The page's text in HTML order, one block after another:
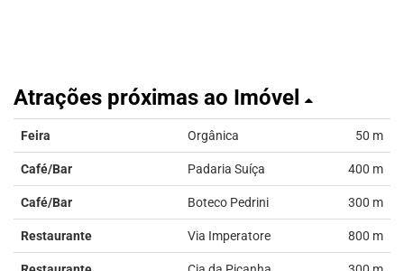
Atrações próximas ao Imóvel
Feira Orgânica 50 m
Café/Bar Padaria Suíça 400 m
Café/Bar Boteco Pedrini 300 m
Restaurante Via Imperatore 800 m